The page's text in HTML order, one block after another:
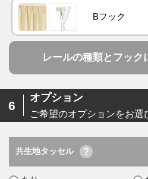
Bフック
レールの種類とフック
6
オプション
ご希望のオプションをお選
共生地タッセル